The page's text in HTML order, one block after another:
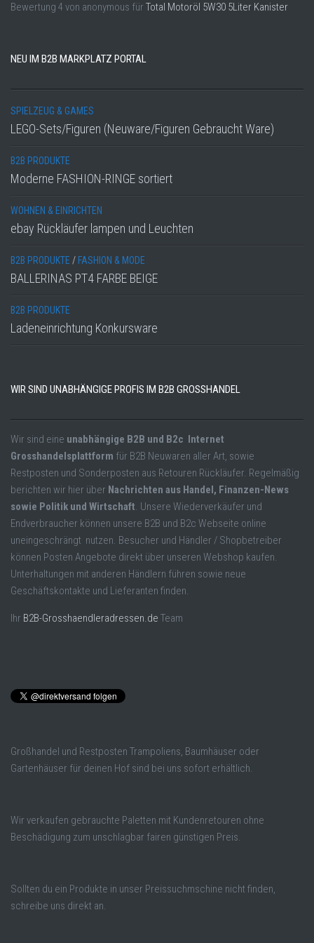
Bewertung 4 von anonymous für Total Motoröl 5W30 5Liter Kanister
NEU IM B2B MARKPLATZ PORTAL
SPIELZEUG & GAMES
LEGO-Sets/Figuren (Neuware/Figuren Gebraucht Ware)
B2B PRODUKTE
Moderne FASHION-RINGE sortiert
WOHNEN & EINRICHTEN
ebay Rückläufer lampen und Leuchten
B2B PRODUKTE / FASHION & MODE
BALLERINAS PT4 FARBE BEIGE
B2B PRODUKTE
Ladeneinrichtung Konkursware
WIR SIND UNABHÄNGIGE PROFIS IM B2B GROSSHANDEL
Wir sind eine unabhängige B2B und B2c Internet
Grosshandelsplattform für B2B Neuwaren aller Art, sowie
Restposten und Sonderposten aus Retouren Rückläufer. Regelmäßig
berichten wir hier über Nachrichten aus Handel, Finanzen-News
sowie Politik und Wirtschaft. Unsere Wiederverkäufer und
Endverbraucher können unsere B2B und B2c Webseite online
uneingeschrängt nutzen. Besucher und Händler / Shopbetreiber
können Posten Angebote direkt über unseren Webshop kaufen.
Unterhaltungen mit anderen Händlern führen sowie neue
Geschäftskontakte und Lieferanten finden.
Ihr B2B-Grosshaendleradressen.de Team
Großhandel und Restposten Trampoliens, Baumhäuser oder
Gartenhäuser für deinen Hof sind bei uns sofort erhältlich.
Wir verkaufen gebrauchte Paletten mit Kundenretouren ohne
Beschädigung zum unschlagbar fairen günstigen Preis.
Sollten du ein Produkte in unser Preissuchmschine nicht finden,
schreibe uns direkt an.